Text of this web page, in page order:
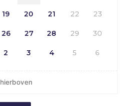
19 20 21 22 23
26 27 28 29 30
2 3 4 5 6